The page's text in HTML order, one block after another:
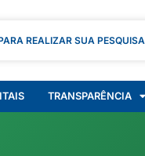
REALIZAR SUA PESQUISA
TRANSPARÊNCIA